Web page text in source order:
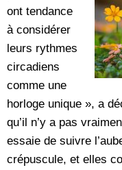
ont tendance
à considérer
leurs rythmes
circadiens
comme une
horloge unique », a
qu’il n’y a pas
essaie de suivre
crépuscule, et elles